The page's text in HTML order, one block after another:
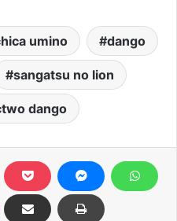
umino dango
sangatsu no lion
dango